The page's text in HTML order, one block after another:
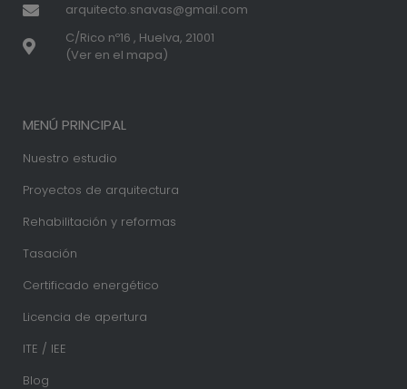
arquitecto.snavas@gmail.com
C/Rico nº16 , Huelva, 21001
(Ver en el mapa)
MENÚ PRINCIPAL
Nuestro estudio
Proyectos de arquitectura
Rehabilitación y reformas
Tasación
Certificado energético
Licencia de apertura
ITE / IEE
Blog